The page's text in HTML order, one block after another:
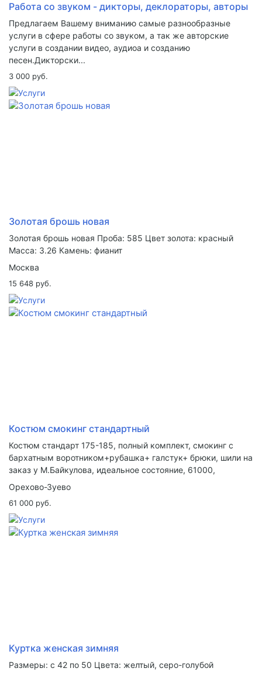
Работа со звуком - дикторы, деклораторы, авторы
Предлагаем Вашему вниманию самые разнообразные
услуги в сфере работы со звуком, а так же авторские
услуги в создании видео, аудиоа и созданию
песен.Дикторски...
3 000 руб.
Золотая брошь новая
Золотая брошь новая Проба: 585 Цвет золота: красный
Масса: 3.26 Камень: фианит
Москва
15 648 руб.
Костюм смокинг стандартный
Костюм стандарт 175-185, полный комплект, смокинг с
бархатным воротником+рубашка+ галстук+ брюки, шили на
заказ у М.Байкулова, идеальное состояние, 61000,
Орехово-Зуево
61 000 руб.
Куртка женская зимняя
Размеры: с 42 по 50 Цвета: желтый, серо-голубой